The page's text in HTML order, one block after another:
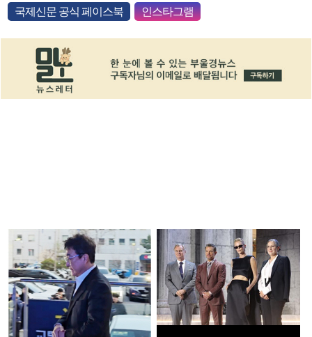
국제신문 공식 페이스북 인스타그램